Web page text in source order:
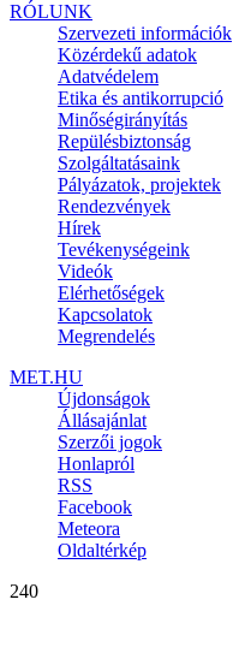
RÓLUNK
Szervezeti információk
Közérdekű adatok
Adatvédelem
Etika és antikorrupció
Minőségirányítás
Repülésbiztonság
Szolgáltatásaink
Pályázatok, projektek
Rendezvények
Hírek
Tevékenységeink
Videók
Elérhetőségek
Kapcsolatok
Megrendelés
MET.HU
Újdonságok
Állásajánlat
Szerzői jogok
Honlapról
RSS
Facebook
Meteora
Oldaltérkép
240